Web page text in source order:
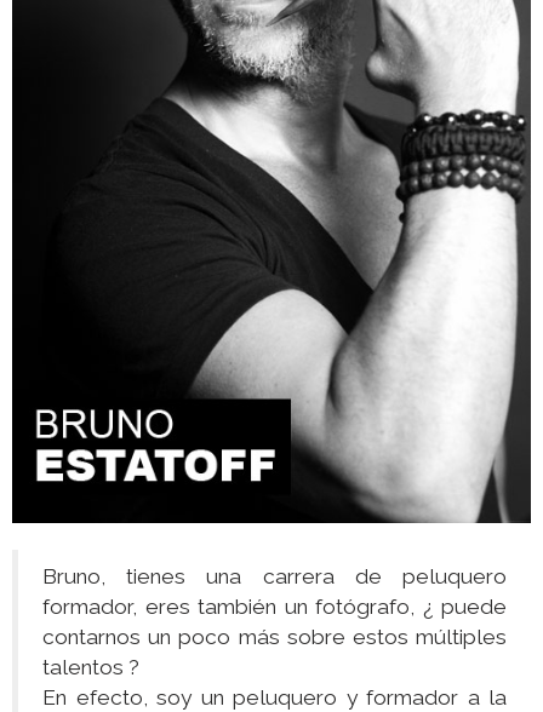
Bruno, tienes una carrera de peluquero
formador, eres también un fotógrafo, ¿ puede
contarnos un poco más sobre estos múltiples
talentos ?
En efecto, soy un peluquero y formador a la